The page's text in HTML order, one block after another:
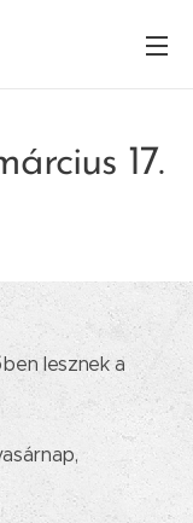
17.
lesznek a